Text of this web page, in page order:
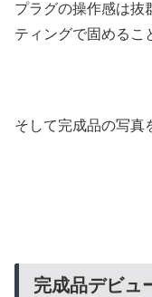
プラグの操作感は抜
ティングで固めるこ
そして完成品の写真
完成品デビュ